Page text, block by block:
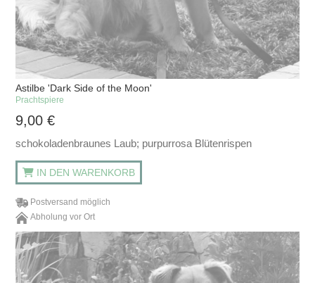
Astilbe 'Dark Side of the Moon'
Prachtspiere
9,00€
schokoladenbraunes Laub; purpurrosa Blütenrispen
IN DEN WARENKORB
Postversand möglich
Abholung vor Ort